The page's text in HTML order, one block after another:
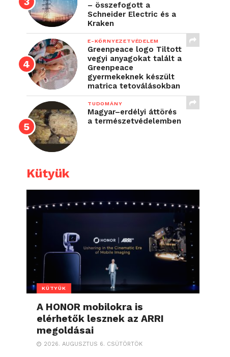
– összefogott a
Schneider Electric és a
Kraken
E-KÖRNYEZETVÉDELEM
Greenpeace logo Tiltott
vegyi anyagokat talált a
Greenpeace
gyermekeknek készült
matrica tetoválásokban
TUDOMÁNY
Magyar–erdélyi áttörés
a természetvédelemben
Kütyük
KÜTYÜK
A HONOR mobilokra is
elérhetők lesznek az ARRI
megoldásai
2026. AUGUSZTUS 6. CSÜTÖRTÖK